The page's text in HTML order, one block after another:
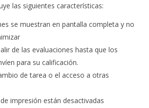
las siguientes características:
se muestran en pantalla completa y no
de las evaluaciones hasta que los
para su calificación.
de tarea o el acceso a otras
impresión están desactivadas